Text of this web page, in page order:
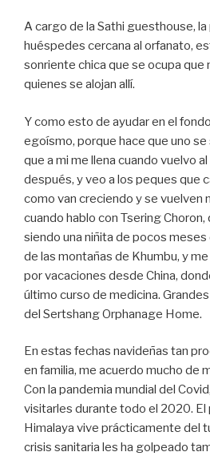
A cargo de la Sathi guesthouse,
huéspedes cercana al orfanato,
sonriente chica que se ocupa que
quienes se alojan allí.
Y como esto de ayudar en el
egoísmo, porque hace que uno
que a mi me llena cuando vuelvo
después, y veo a los peques que
como van creciendo y se vuelven
cuando hablo con Tsering Choron,
siendo una niñita de pocos
de las montañas de Khumbu, y
por vacaciones desde China,
último curso de medicina.
del Sertshang Orphanage Home.
En estas fechas navideñas tan
en familia, me acuerdo mucho de
Con la pandemia mundial del
visitarles durante todo el 2020. El
Himalaya vive prácticamente del
crisis sanitaria les ha golpeado